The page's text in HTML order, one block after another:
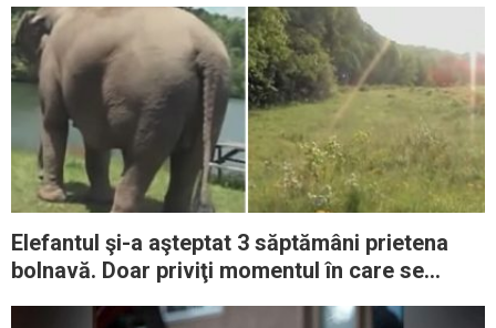
Elefantul şi-a aşteptat 3 săptămâni prietena
bolnavă. Doar priviţi momentul în care se